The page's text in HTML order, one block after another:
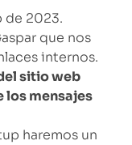
de 2023.
que nos
internos.
sitio web
los mensajes
haremos un